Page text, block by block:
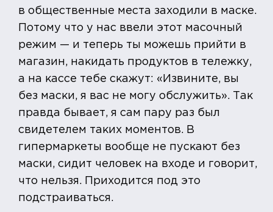
в общественные места заходили в маске.
Потому что у нас ввели этот масочный
режим — и теперь ты можешь прийти в
магазин, накидать продуктов в тележку,
а на кассе тебе скажут: «Извините, вы
без маски, я вас не могу обслужить». Так
правда бывает, я сам пару раз был
свидетелем таких моментов. В
гипермаркеты вообще не пускают без
маски, сидит человек на входе и говорит,
что нельзя. Приходится под это
подстраиваться.